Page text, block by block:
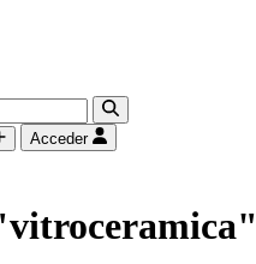
Acceder